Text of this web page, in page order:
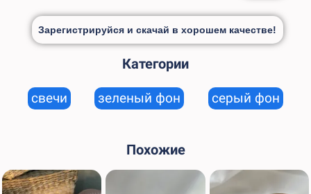
Зарегистрируйся и скачай в хорошем качестве!
Категории
свечи зеленый фон серый фон
Похожие